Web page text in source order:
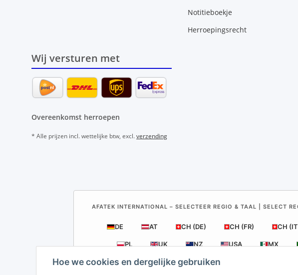
Hoe we cookies en dergelijke gebruiken
Notitieboekje
Herroepingsrecht
Wij versturen met
Overeenkomst herroepen
* Alle prijzen incl. wettelijke btw, excl.verzending
AFATEK INTERNATIONAL – SELECTEER REGIO & TAAL | SELECT
DE AT CH (DE) CH (FR) CH
PL UK NZ USA MX